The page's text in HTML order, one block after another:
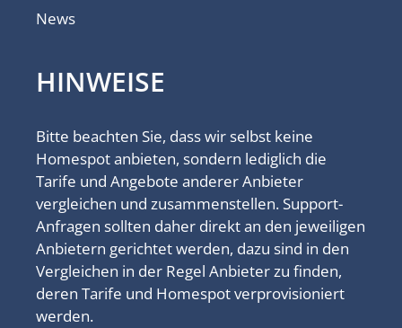
News
HINWEISE
Bitte beachten Sie, dass wir selbst keine
Homespot anbieten, sondern lediglich die
Tarife und Angebote anderer Anbieter
vergleichen und zusammenstellen. Support-
Anfragen sollten daher direkt an den jeweiligen
Anbietern gerichtet werden, dazu sind in den
Vergleichen in der Regel Anbieter zu finden,
deren Tarife und Homespot verprovisioniert
werden.